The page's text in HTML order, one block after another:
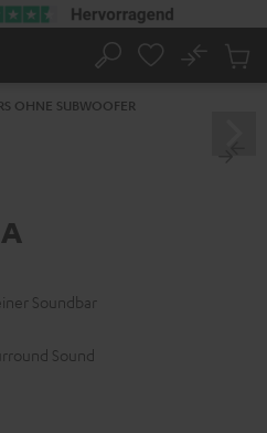
Suche
No
OHNE SUBWOOFER
Soundbar
Sound